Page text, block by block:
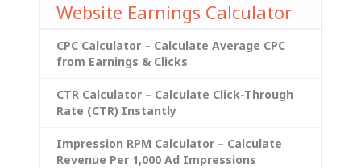
Website Earnings Calculator
CPC Calculator – Calculate Average CPC
from Earnings & Clicks
CTR Calculator – Calculate Click-Through
Rate (CTR) Instantly
Impression RPM Calculator – Calculate
Revenue Per 1,000 Ad Impressions